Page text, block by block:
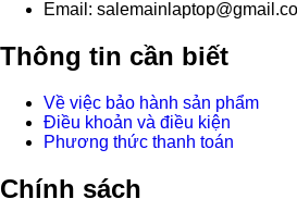
Email:
Thông tin cần biết
Về việc bảo hành sản phẩm
Điều khoản và điều kiện
Phương thức thanh toán
Chính sách